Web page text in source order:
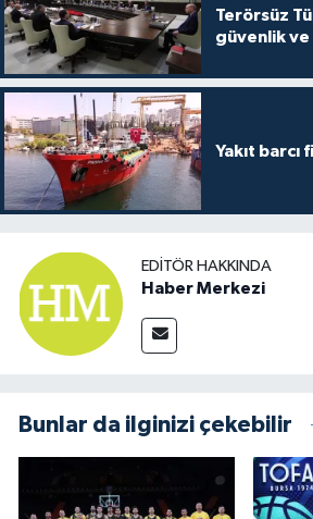
Terörsüz
güvenlik ve
Yakıt barcı
EDITÖR HAKKINDA
Haber Merkezi
Bunlar da ilginizi çekebilir